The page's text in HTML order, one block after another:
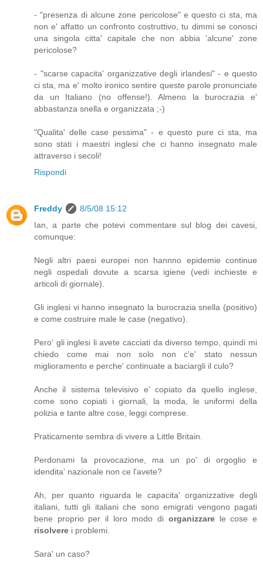
- "presenza di alcune zone pericolose" e questo ci sta, ma
non e' affatto un confronto costruttivo, tu dimmi se conosci
una singola citta' capitale che non abbia 'alcune' zone
pericolose?
- "scarse capacita' organizzative degli irlandesi" - e questo
ci sta, ma e' molto ironico sentire queste parole pronunciate
da un Italiano (no offense!). Almeno la burocrazia e'
abbastanza snella e organizzata ;-)
"Qualita' delle case pessima" - e questo pure ci sta, ma
sono stati i maestri inglesi che ci hanno insegnato male
attraverso i secoli!
Rispondi
Freddy
8/5/08 15:12
Ian, a parte che potevi commentare sul blog dei cavesi,
comunque:
Negli altri paesi europei non hannno epidemie continue
negli ospedali dovute a scarsa igiene (vedi inchieste e
articoli di giornale).
Gli inglesi vi hanno insegnato la burocrazia snella (positivo)
e come costruire male le case (negativo).
Pero' gli inglesi li avete cacciati da diverso tempo, quindi mi
chiedo come mai non solo non c'e' stato nessun
miglioramento e perche' continuate a baciargli il culo?
Anche il sistema televisivo e' copiato da quello inglese,
come sono copiati i giornali, la moda, le uniformi della
polizia e tante altre cose, leggi comprese.
Praticamente sembra di vivere a Little Britain.
Perdonami la provocazione, ma un po' di orgoglio e
idendita' nazionale non ce l'avete?
Ah, per quanto riguarda le capacita' organizzative degli
italiani, tutti gli italiani che sono emigrati vengono pagati
bene proprio per il loro modo di organizzarele cose e
risolvere i problemi.
Sara' un caso?